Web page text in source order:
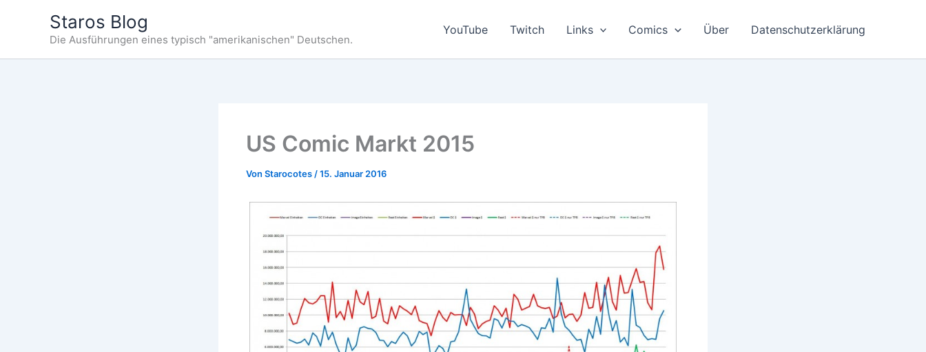
Staros Blog
Die Ausführungen eines typisch "amerikanischen" Deutschen.
YouTube Twitch Links Comics Über Datenschutzerklärung
US Comic Markt 2015
Von Starocotes /15. Januar 2016